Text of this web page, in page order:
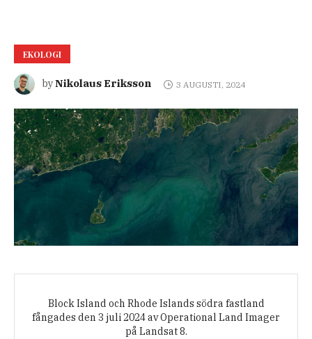
EKOLOGI
byNikolaus Eriksson 3 AUGUSTI, 2024
Block Island och Rhode Islands södra fastland
fångades den 3 juli 2024 av Operational Land Imager
på Landsat 8.